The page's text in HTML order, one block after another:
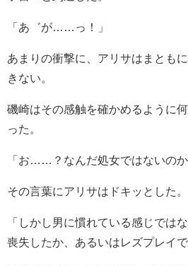
「あ゛が……っ！」
あまりの衝撃に、アリサはまとも
きない。
磯崎はその感触を確かめるように
った。
「お……？なんだ処女ではないのか
その言葉にアリサはドキッとした。
「しかし男に慣れている感じで
喪失したか、あるいはレズプレイで